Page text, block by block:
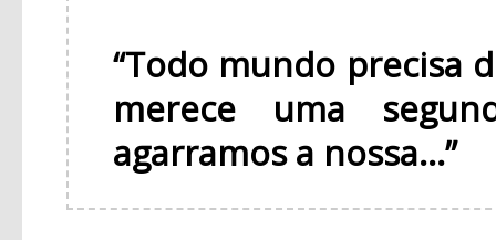
“Todo mundo precisa
merece uma
agarramos a nossa...”